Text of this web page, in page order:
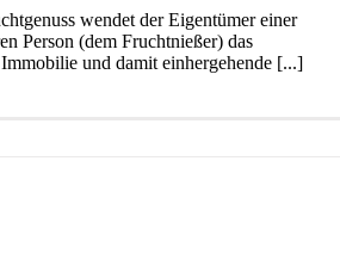
wendet der Eigentümer einer
Person (dem Fruchtnießer) das
und damit einhergehende [...]